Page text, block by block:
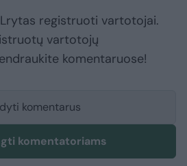
registruoti vartotojai.
vartotojų
komentaruose!
komentarus
komentatoriams